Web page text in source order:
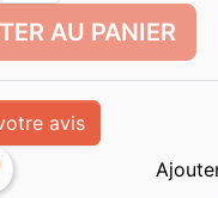
AU PANIER
avis